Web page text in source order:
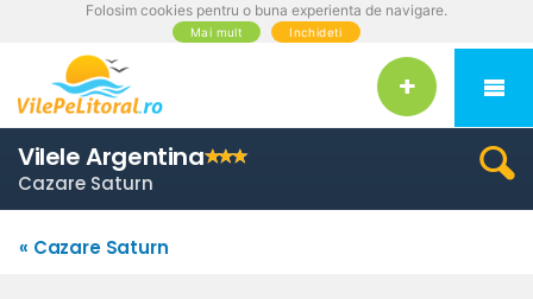
Folosim cookies pentru o buna experienta de navigare.
Mai mult Inchideti
Vilele Argentina
Cazare Saturn
« Cazare Saturn